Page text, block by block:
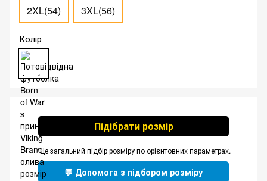
2XL(54) 3XL(56)
Колір
Підібрати розмір
*Це загальний підбір розміру по орієнтовних параметрах.
💬 Допомога з підбором розміру